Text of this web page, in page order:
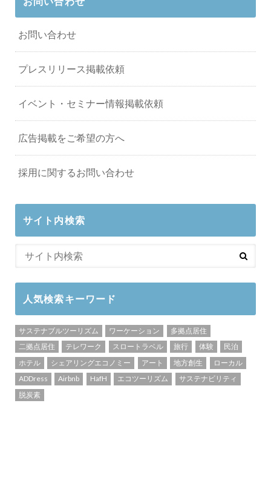
お問い合わせ
プレスリリース掲載依頼
イベント・セミナー情報掲載依頼
広告掲載をご希望の方へ
採用に関するお問い合わせ
サイト内検索
人気検索キーワード
サステナブルツーリズム ワーケーション
多拠点居住
二拠点居住
テレワーク スロートラベル 旅行 体験
民泊
ホテル
シェアリングエコノミー アート 地方創生
ローカル
ADDress
Airbnb HafH エコツーリズム
サステナビリティ
脱炭素